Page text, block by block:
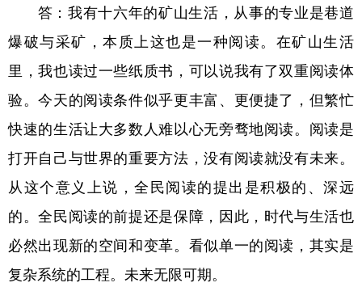
答：我有十六年的矿山生活，从事的专业是巷道
爆破与采矿，本质上这也是一种阅读。在矿山生活
里，我也读过一些纸质书，可以说我有了双重阅读体
验。今天的阅读条件似乎更丰富、更便捷了，但繁忙
快速的生活让大多数人难以心无旁骛地阅读。阅读是
打开自己与世界的重要方法，没有阅读就没有未来。
从这个意义上说，全民阅读的提出是积极的、深远
的。全民阅读的前提还是保障，因此，时代与生活也
必然出现新的空间和变革。看似单一的阅读，其实是
复杂系统的工程。未来无限可期。